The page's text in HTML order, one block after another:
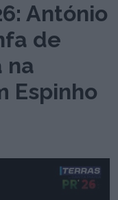
António
de
na
Espinho